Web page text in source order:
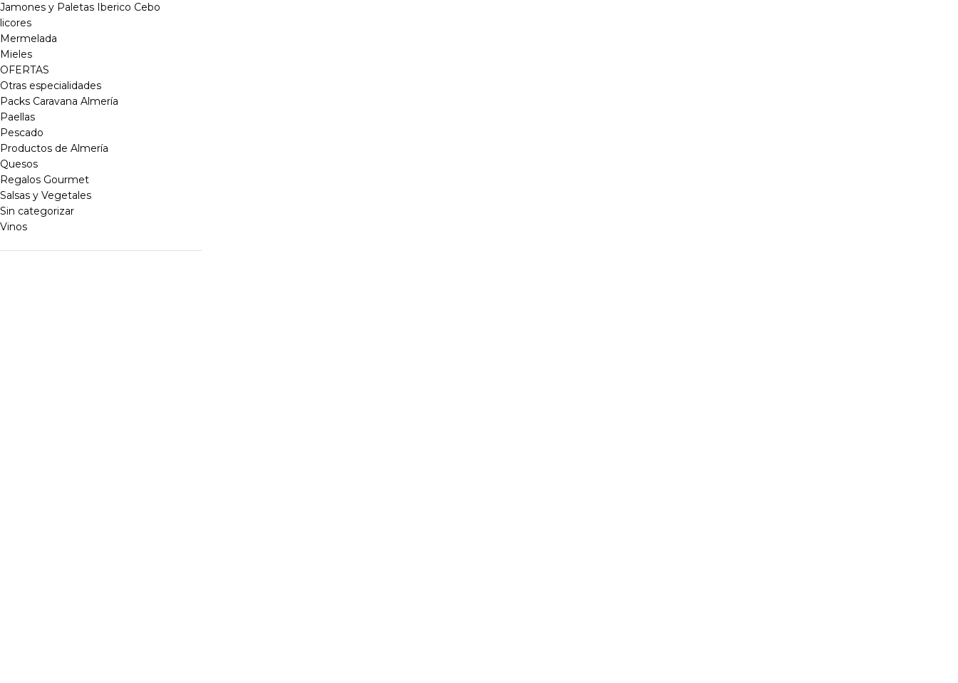
Jamones y Paletas Iberico Cebo
licores
Mermelada
Mieles
OFERTAS
Otras especialidades
Packs Caravana Almería
Paellas
Pescado
Productos de Almería
Quesos
Regalos Gourmet
Salsas y Vegetales
Sin categorizar
Vinos